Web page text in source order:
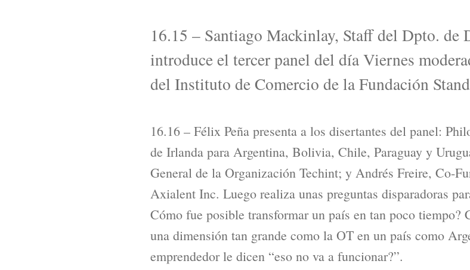
16.15 – Santiago Mackinlay, Staff del Dpto. de
introduce el tercer panel del día Viernes
del Instituto de Comercio de la Fundación
16.16 – Félix Peña presenta a los disertantes del panel:
de Irlanda para Argentina, Bolivia, Chile, Paraguay y
General de la Organización Techint; y Andrés Freire, Co-
Axialent Inc. Luego realiza unas preguntas disparadoras
Cómo fue posible transformar un país en tan poco tiempo?
una dimensión tan grande como la OT en un país como
emprendedor le dicen “eso no va a funcionar?”.